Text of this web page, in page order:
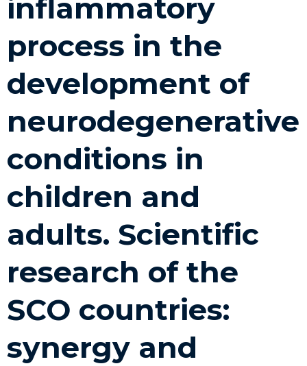
inflammatory
process in the
development of
neurodegenerative
conditions in
children and
adults. Scientific
research of the
SCO countries:
synergy and